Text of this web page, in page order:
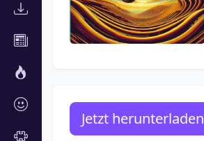
Jetzt herunterladen